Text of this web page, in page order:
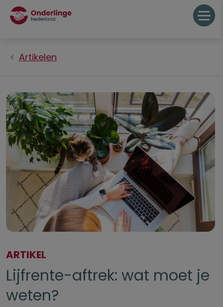
Artikelen
ARTIKEL
Lijfrente-aftrek: wat moet je
weten?